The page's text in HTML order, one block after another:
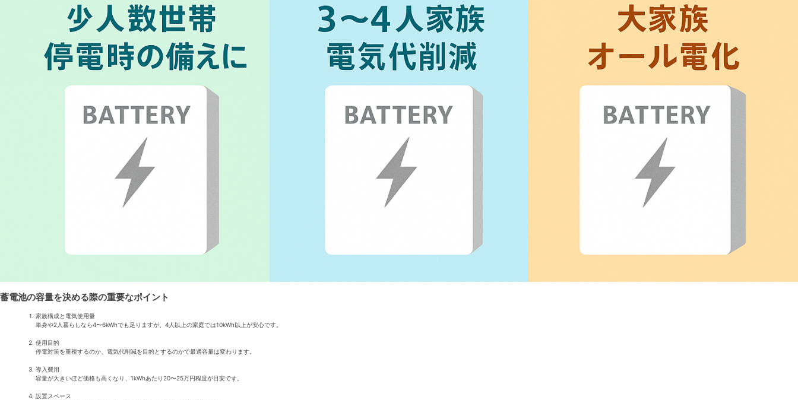
蓄電池の容量を決める際の重要なポイント
家族構成と電気使用量
単身や2人暮らしなら4〜6kWhでも足りますが、4人以上の家庭では10kWh以上が安心です。
使用目的
停電対策を重視するのか、電気代削減を目的とするのかで最適容量は変わります。
導入費用
容量が大きいほど価格も高くなり、1kWhあたり20〜25万円程度が目安です。
設置スペース